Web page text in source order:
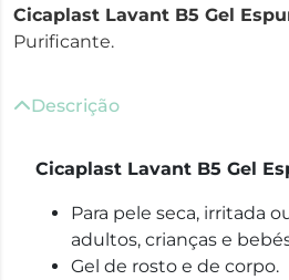
Cicaplast Lavant B5 Gel
Purificante.
Descrição
Cicaplast Lavant B5 Gel
Para pele seca, irritada
adultos, crianças e
Gel de rosto e de corpo.